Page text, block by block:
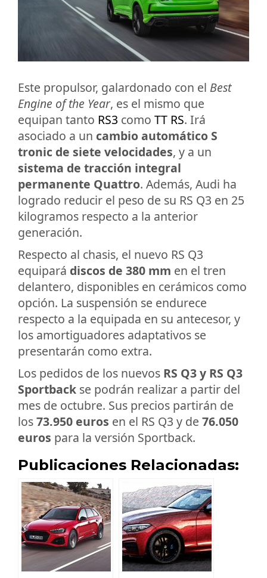
Este propulsor, galardonado con el Best
Engine of the Year, es el mismo que
equipan tanto RS3 como TT RS. Irá
asociado a un cambio automático S
tronic de siete velocidades, y a un
sistema de tracción integral
permanente Quattro. Además, Audi ha
logrado reducir el peso de su RS Q3 en 25
kilogramos respecto a la anterior
generación.
Respecto al chasis, el nuevo RS Q3
equipará discos de 380 mm en el tren
delantero, disponibles en cerámicos como
opción. La suspensión se endurece
respecto a la equipada en su antecesor, y
los amortiguadores adaptativos se
presentarán como extra.
Los pedidos de los nuevos RS Q3 y RS Q3
Sportback se podrán realizar a partir del
mes de octubre. Sus precios partirán de
los73.950 euros en el RS Q3 y de 76.050
euros para la versión Sportback.
Publicaciones Relacionadas: